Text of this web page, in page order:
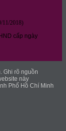
11/2018)
cấp ngày
Ghi rõ nguồn
này
Phố Hồ Chí Minh